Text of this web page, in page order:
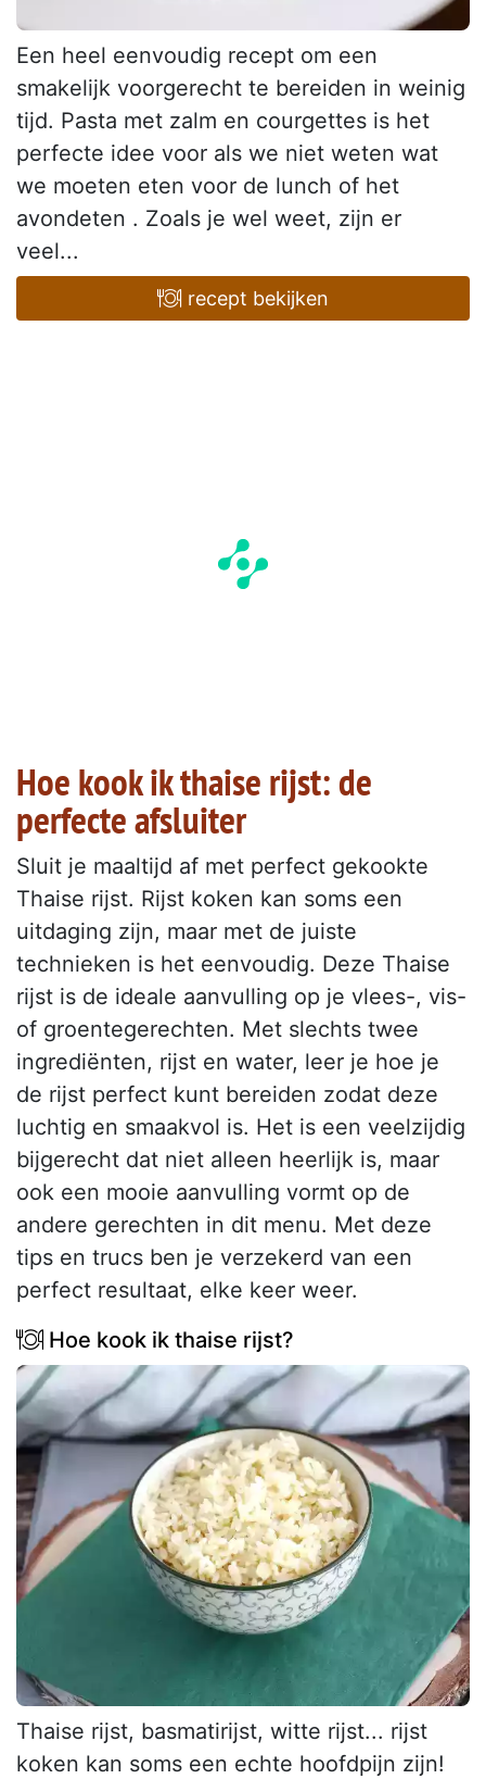
Een heel eenvoudig recept om een
smakelijk voorgerecht te bereiden in weinig
tijd. Pasta met zalm en courgettes is het
perfecte idee voor als we niet weten wat
we moeten eten voor de lunch of het
avondeten . Zoals je wel weet, zijn er
veel...
recept bekijken
Hoe kook ik thaise rijst: de
perfecte afsluiter
Sluit je maaltijd af met perfect gekookte
Thaise rijst. Rijst koken kan soms een
uitdaging zijn, maar met de juiste
technieken is het eenvoudig. Deze Thaise
rijst is de ideale aanvulling op je vlees-, vis-
of groentegerechten. Met slechts twee
ingrediënten, rijst en water, leer je hoe je
de rijst perfect kunt bereiden zodat deze
luchtig en smaakvol is. Het is een veelzijdig
bijgerecht dat niet alleen heerlijk is, maar
ook een mooie aanvulling vormt op de
andere gerechten in dit menu. Met deze
tips en trucs ben je verzekerd van een
perfect resultaat, elke keer weer.
Hoe kook ik thaise rijst?
Thaise rijst, basmatirijst, witte rijst... rijst
koken kan soms een echte hoofdpijn zijn!